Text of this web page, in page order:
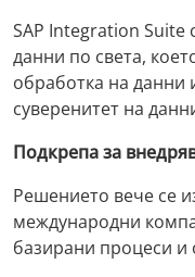
SAP Integration Suite
данни по света,
обработка на данни
суверенитет на
Подкрепа за
Решението вече се
международни
базирани процеси